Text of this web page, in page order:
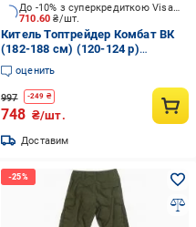
710.60₴/шт.
До -10% з суперкредиткою Visa Вигода
Китель Топтрейдер Комбат ВК
(182-188 см) (120-124 р)
темная-олива р.XXL
оценить
997 -249 ₴
748 ₴/шт.
Доставим